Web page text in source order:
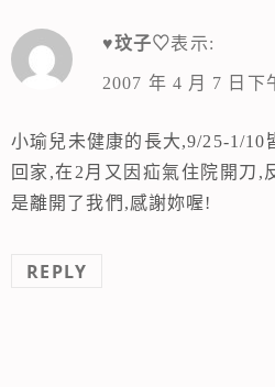
♥玟子♡表示:
2007 年 4 月 7 日下
小瑜兒未健康的長大,9/25-1/10
回家,在2月又因疝氣住院開刀,
是離開了我們,感謝妳喔!
REPLY